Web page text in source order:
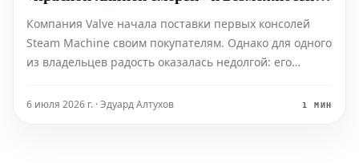
кастомизации
Компания Valve начала поставки первых консолей
Steam Machine своим покупателям. Однако для одного
из владельцев радость оказалась недолгой: его
смерти». Знаменитое «красное кольцо смерти» на
6 июля 2026 г. · Эдуард Алтухов 1 МИН